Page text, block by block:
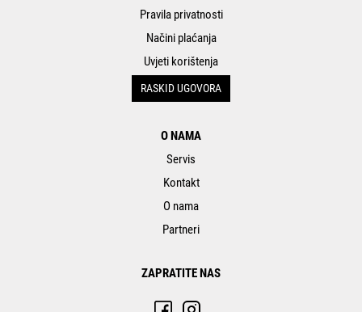
Pravila privatnosti
Načini plaćanja
Uvjeti korištenja
RASKID UGOVORA
O NAMA
Servis
Kontakt
O nama
Partneri
ZAPRATITE NAS